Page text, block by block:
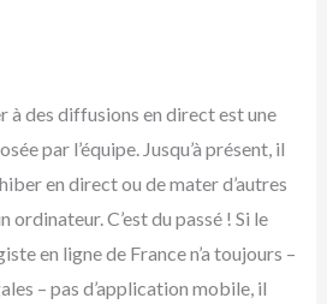
à des diffusions en direct est une
par l’équipe. Jusqu’à présent, il
en direct ou de mater d’autres
ordinateur. C’est du passé ! Si le
en ligne de France n’a toujours –
– pas d’application mobile, il